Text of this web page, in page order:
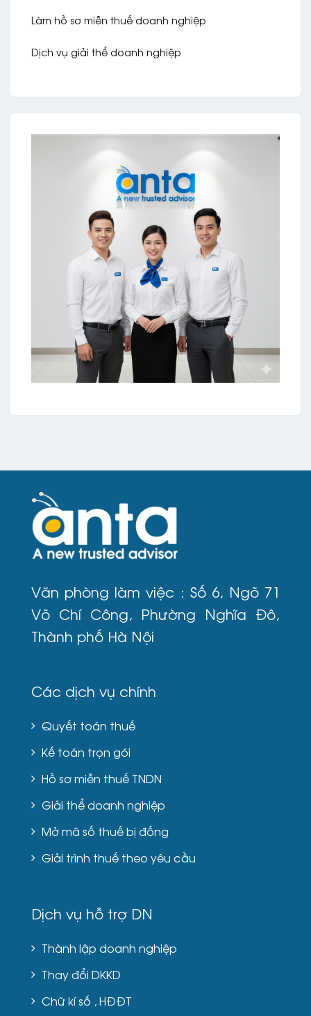
Làm hồ sơ miễn thuế doanh nghiệp
Dịch vụ giải thể doanh nghiệp
Văn phòng làm việc : Số 6, Ngõ 71
Võ Chí Công, Phường Nghĩa Đô,
Thành phố Hà Nội
Các dịch vụ chính
Quyết toán thuế
Kế toán trọn gói
Hồ sơ miễn thuế TNDN
Giải thể doanh nghiệp
Mở mã số thuế bị đống
Giải trình thuế theo yêu cầu
Dịch vụ hỗ trợ DN
Thành lập doanh nghiệp
Thay đổi DKKD
Chữ kí số , HĐĐT